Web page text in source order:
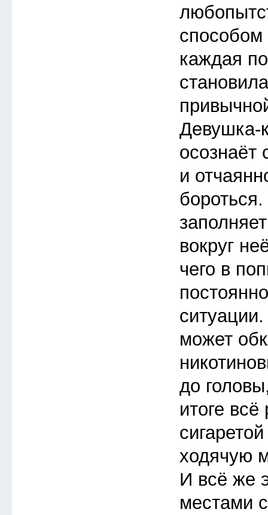
способом
каждая
Девушка-
осознаёт
и
вокруг
чего в
может
до
итоге
ходячую
И всё же
местами